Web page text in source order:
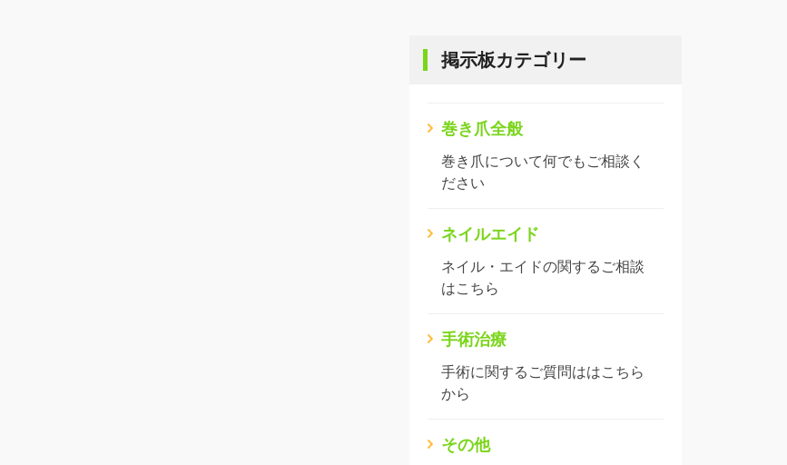
掲示板カテゴリー
巻き爪全般
巻き爪について何でもご相談く
ださい
ネイルエイド
ネイル・エイドの関するご相談
はこちら
手術治療
手術に関するご質問ははこちら
から
その他